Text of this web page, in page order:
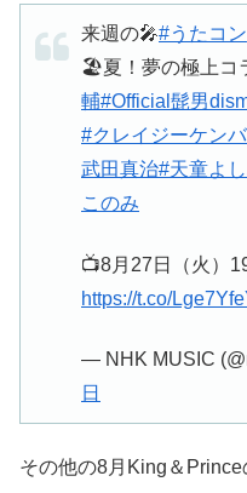
来週の🎤#うたコン
🏖️夏！夢の極上
輔#Official髭男
#クレイジーケン
武田真治#天童よ
このみ
📺8月27日（火）
https://t.co/
— NHK MUSIC
日
その他の8月King＆